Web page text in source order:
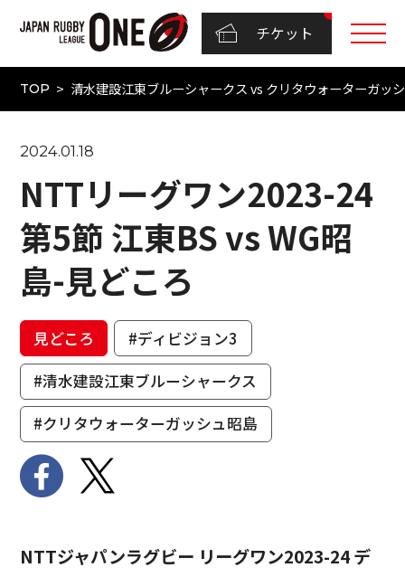
チケット
TOP 清水建設江東ブルーシャークス vs クリタウォーターガ
2024.01.18
NTTリーグワン2023-24
第5節 江東BS vs WG昭
島-見どころ
見どころ
#ディビジョン3
#清水建設江東ブルーシャークス
#クリタウォーターガッシュ昭島
NTTジャパンラグビー リーグワン2023-24 デ